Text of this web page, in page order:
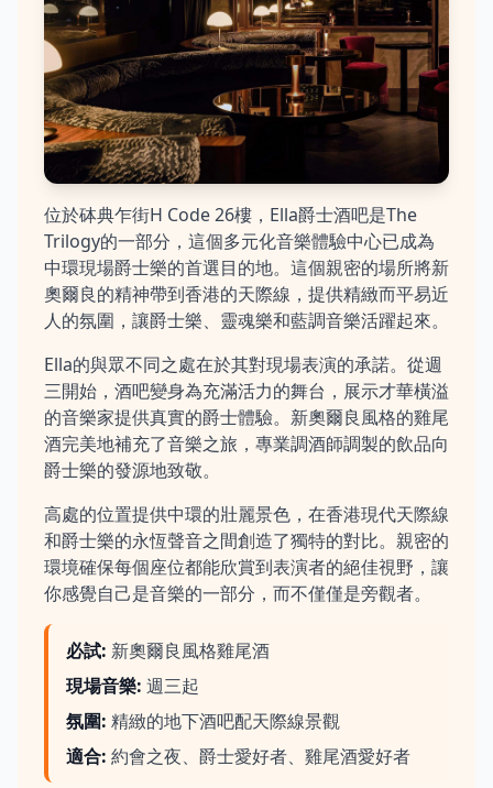
位於砵典乍街H Code 26樓，Ella爵士酒吧是The
Trilogy的一部分，這個多元化音樂體驗中心已成為
中環現場爵士樂的首選目的地。這個親密的場所將新
奧爾良的精神帶到香港的天際線，提供精緻而平易近
人的氛圍，讓爵士樂、靈魂樂和藍調音樂活躍起來。
Ella的與眾不同之處在於其對現場表演的承諾。從週
三開始，酒吧變身為充滿活力的舞台，展示才華橫溢
的音樂家提供真實的爵士體驗。新奧爾良風格的雞尾
酒完美地補充了音樂之旅，專業調酒師調製的飲品向
爵士樂的發源地致敬。
高處的位置提供中環的壯麗景色，在香港現代天際線
和爵士樂的永恆聲音之間創造了獨特的對比。親密的
環境確保每個座位都能欣賞到表演者的絕佳視野，讓
你感覺自己是音樂的一部分，而不僅僅是旁觀者。
必試: 新奧爾良風格雞尾酒
現場音樂: 週三起
氛圍: 精緻的地下酒吧配天際線景觀
適合: 約會之夜、爵士愛好者、雞尾酒愛好者